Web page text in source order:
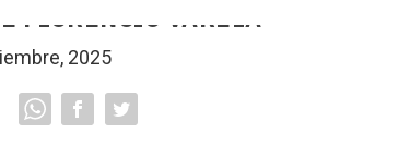
FLORENCIO VARELA
2025